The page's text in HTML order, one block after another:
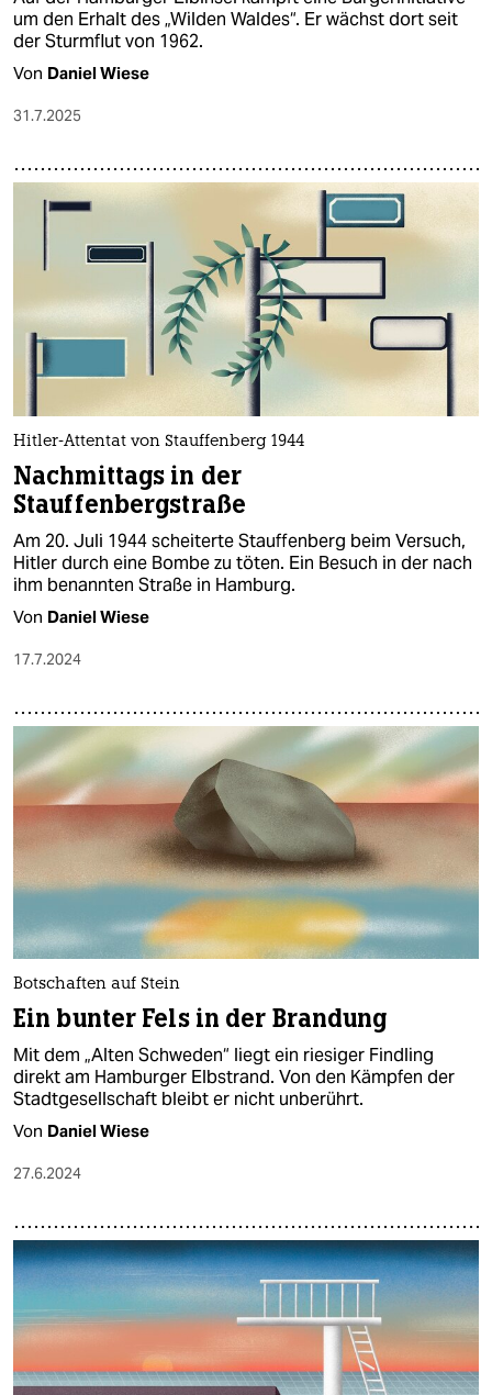
epaper login
um den Erhalt des „Wilden Waldes“. Er wächst dort seit
der Sturmflut von 1962.
Von Daniel Wiese
31.7.2025
Hitler-Attentat von Stauffenberg 1944
Nachmittags in der
Stauffenbergstraße
Am 20. Juli 1944 scheiterte Stauffenberg beim Versuch,
Hitler durch eine Bombe zu töten. Ein Besuch in der nach
ihm benannten Straße in Hamburg.
Von Daniel Wiese
17.7.2024
Botschaften auf Stein
Ein bunter Fels in der Brandung
Mit dem „Alten Schweden“ liegt ein riesiger Findling
direkt am Hamburger Elbstrand. Von den Kämpfen der
Stadtgesellschaft bleibt er nicht unberührt.
Von Daniel Wiese
27.6.2024